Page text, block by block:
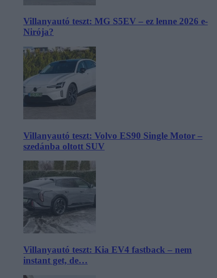
Villanyautó teszt: MG S5EV – ez lenne 2026 e-
Nirója?
Villanyautó teszt: Volvo ES90 Single Motor –
szedánba oltott SUV
Villanyautó teszt: Kia EV4 fastback – nem
instant get, de…